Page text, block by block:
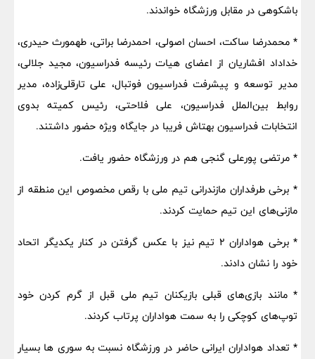
باشکوهی در مقابل ورزشگاه خواندند.
* محمدرضا ساکت، احسان اصولی، احمدرضا براتی، طهمورث حیدری،
خداداد افشاریان از اعضای هیات رئیسه فدراسیون، مجید جلالی،
مدیر توسعه و پیشرفت فدراسیون فوتبال، علی تارقلی‌زاده، مدیر
روابط بین‌الملل فدراسیون، علی فلاحتی، رئیس کمیته بدوی
انتخابات فدراسیون بهتاش فریبا در جایگاه ویژه حضور داشتند.
* مرتضی پورعلی گنجی هم در ورزشگاه حضور یافت‌.
* برخی طرفداران مازندرانی تیم ملی با رقص مخصوص این منطقه از
مازنی‌های این تیم حمایت کردند.
* برخی هواداران ۲ تیم نیز با عکس گرفتن در کنار یکدیگر اتحاد
خود را نشان دادند.
* مانند بازی‌های قبلی بازیکنان تیم ملی قبل از گرم کردن خود
توپ‌های کوچکی را به سمت هواداران پرتاب کردند.
* تعداد هواداران ایرانی حاضر در ورزشگاه نسبت به سوری ها بسیار